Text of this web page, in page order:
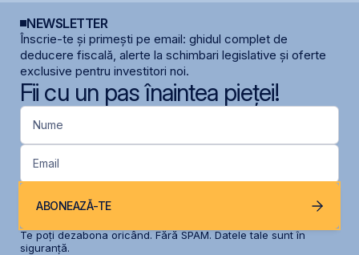
NEWSLETTER
Înscrie-te și primești pe email: ghidul complet de
deducere fiscală, alerte la schimbari legislative și oferte
exclusive pentru investitori noi.
Fii cu un pas înaintea pieței!
Nume
Email
ABONEAZĂ-TE
Te poți dezabona oricând. Fără SPAM. Datele tale sunt în
siguranță.